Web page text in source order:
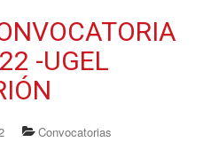
-UGEL
Convocatorias